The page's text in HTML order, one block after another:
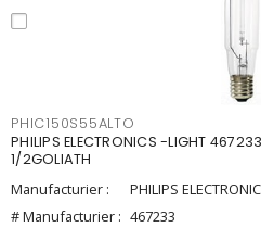
PHIC150S55ALTO
PHILIPS ELECTRONICS -LIGHT
1/2GOLIATH
Manufacturier :
PHILIPS
# Manufacturier : 467233